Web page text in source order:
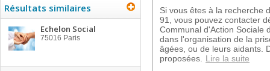
Résultats similaires
Echelon Social
75016 Paris
Si vous êtes à la recherche
91, vous pouvez contacter
Communal d'Action Sociale
dans l'organisation de la
âgées, ou de leurs aidants.
proposées.
Lire la suite